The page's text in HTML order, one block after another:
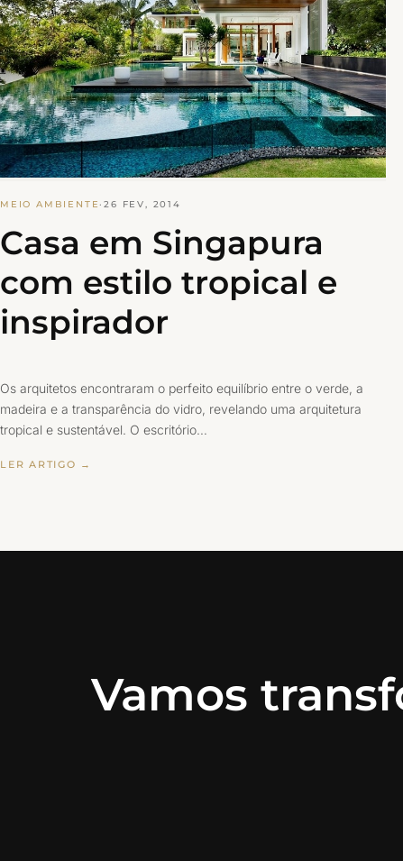
MEIO AMBIENTE·26 FEV, 2014
Casa em Singapura
com estilo tropical e
inspirador
Os arquitetos encontraram o perfeito equilíbrio entre o verde, a
madeira e a transparência do vidro, revelando uma arquitetura
tropical e sustentável. O escritório…
LER ARTIGO →
Vamos